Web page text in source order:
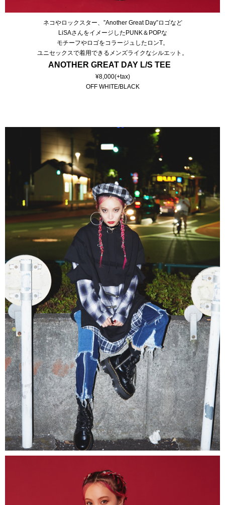
ネコやロックスター、”Another Great Day”ロゴなど
LiSAさんをイメージしたPUNK＆POPな
モチーフやロゴをコラージュしたロンT。
ユニセックスで着用できるメンズライクなシルエット。
ANOTHER GREAT DAY L/S TEE
¥8,000(+tax)
OFF WHITE/BLACK